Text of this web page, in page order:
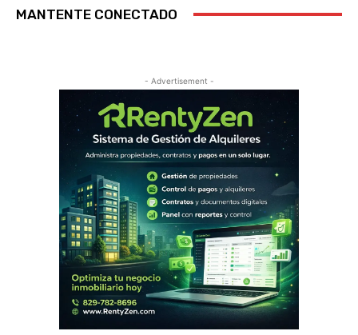
MANTENTE CONECTADO
- Advertisement -